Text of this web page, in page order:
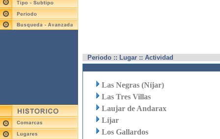
Periodo :: Lugar :: Actividad
Las Negras (Níjar)
Las Tres Villas
Laujar de Andarax
Líjar
Los Gallardos